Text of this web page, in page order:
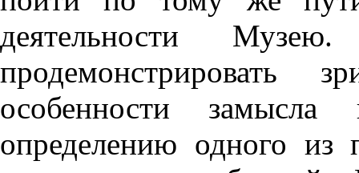
деятельности
продемонстрировать
особенности
определению одного из